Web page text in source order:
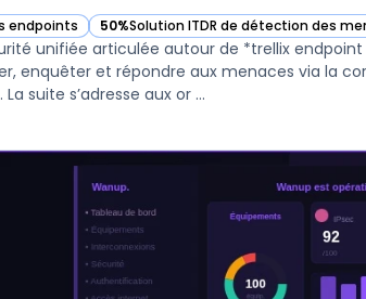
endpoints 50%Solution ITDR de détection des
— voir Trellix dans cette catégorie
unifiée articulée autour de *trellix endpoint
enquêter et répondre aux menaces via la
suite s’adresse aux or ...